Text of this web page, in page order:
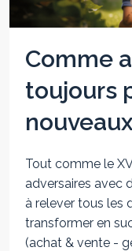
Comme
toujours
Tout comme le
adversaires avec
à relever tous les
transformer en
(achat & vente -